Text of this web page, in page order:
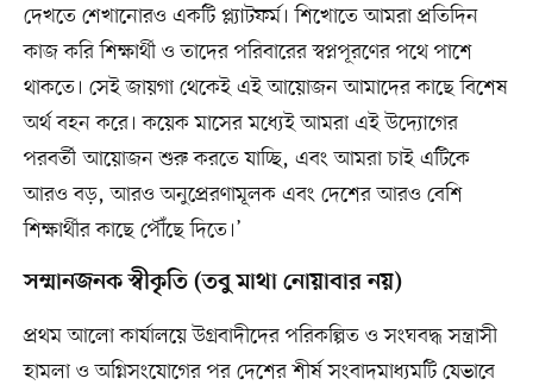
দেখতে শেখানোরও একটি প্ল্যাটফর্ম। শিখোতে আমরা প্রতিদিন
কাজ করি শিক্ষার্থী ও তাদের পরিবারের স্বপ্নপূরণের পথে পাশে
থাকতে। সেই জায়গা থেকেই এই আয়োজন আমাদের কাছে বিশেষ
অর্থ বহন করে। কয়েক মাসের মধ্যেই আমরা এই উদ্যোগের
পরবর্তী আয়োজন শুরু করতে যাচ্ছি, এবং আমরা চাই এটিকে
আরও বড়, আরও অনুপ্রেরণামূলক এবং দেশের আরও বেশি
শিক্ষার্থীর কাছে পৌঁছে দিতে।’
সম্মানজনক স্বীকৃতি (তবু মাথা নোয়াবার নয়)
প্রথম আলো কার্যালয়ে উগ্রবাদীদের পরিকল্পিত ও সংঘবদ্ধ সন্ত্রাসী
হামলা ও অগ্নিসংযোগের পর দেশের শীর্ষ সংবাদমাধ্যমটি যেভাবে